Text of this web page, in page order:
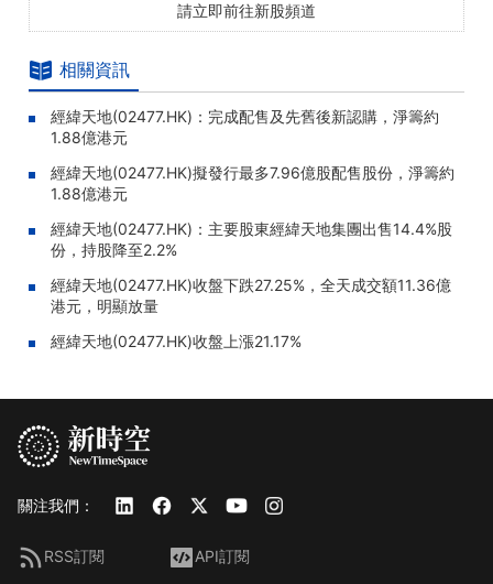
請立即前往新股頻道
相關資訊
經緯天地(02477.HK)：完成配售及先舊後新認購，淨籌約
1.88億港元
經緯天地(02477.HK)擬發行最多7.96億股配售股份，淨籌約
1.88億港元
經緯天地(02477.HK)：主要股東經緯天地集團出售14.4%股
份，持股降至2.2%
經緯天地(02477.HK)收盤下跌27.25%，全天成交額11.36億
港元，明顯放量
經緯天地(02477.HK)收盤上漲21.17%
關注我們：
RSS訂閱 API訂閱